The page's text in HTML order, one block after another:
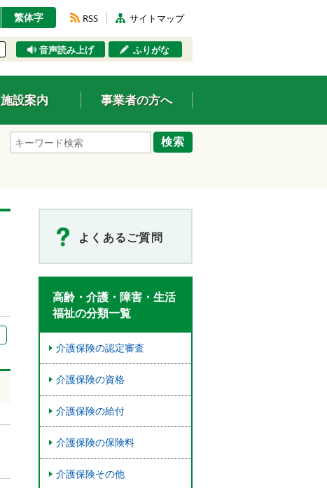
繁体字 RSS サイトマップ
音声読み上げ ふりがな
施設案内 事業者の方へ
検索
よくあるご質問
高齢・介護・障害・生活
福祉の分類一覧
介護保険の認定審査
介護保険の資格
介護保険の給付
介護保険の保険料
介護保険その他